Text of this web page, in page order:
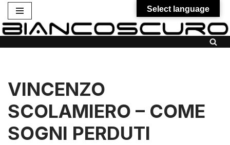
Vai
VINCENZO
SCOLAMIERO – COME
SOGNI PERDUTI
Select language